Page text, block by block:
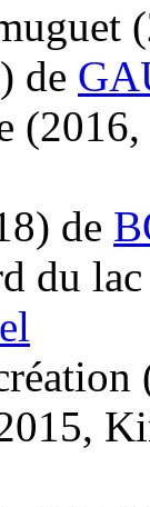
de
(2016,
de
du lac